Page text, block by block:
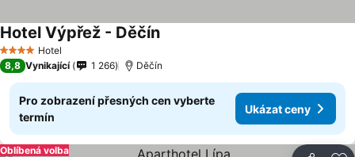
4 Počet hvězdiček
Hotel
Hotel Výpřež - DěčínUkázat ceny
8,8 Vynikající 1 266 Děčín
Pro zobrazení přesných cen vyberte
termín
Ukázat ceny
Oblíbená volba